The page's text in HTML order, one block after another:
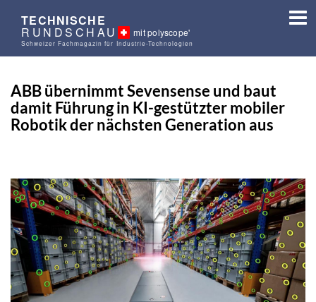
TECHNISCHE
RUNDSCHAU mit polyscope'
Schweizer Fachmagazin für Industrie-Technologien
ABB übernimmt Sevensense und baut
damit Führung in KI-gestützter mobiler
Robotik der nächsten Generation aus